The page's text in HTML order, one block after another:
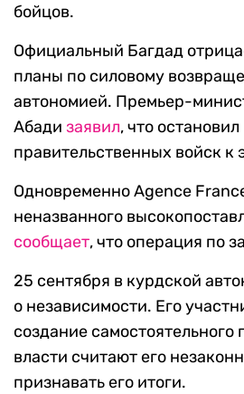
бойцов.
Официальный Багдад
планы по силовому
автономией. Премьер-
Абади заявил, что
правительственных войск к
Одновременно Agence
неназванного
сообщает, что операция по
25 сентября в курдской
о независимости. Его
создание
власти считают его
признавать его итоги.